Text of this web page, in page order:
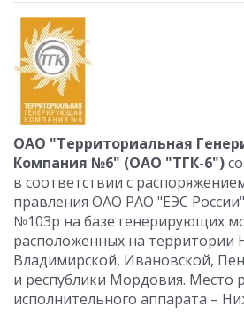
ОАО "Территориальная
Компания №6" (ОАО "ТГК-6")
в соответствии с
правления ОАО РАО "ЕЭС России"
№103p на базе генерирующих
расположенных на территории
Владимирской, Ивановской,
и республики Мордовия. Место
исполнительного аппарата –